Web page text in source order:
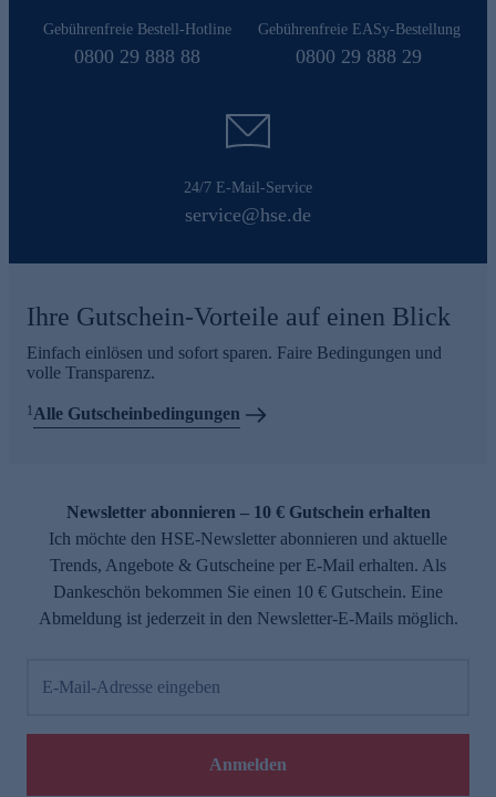
Gebührenfreie Bestell-Hotline
0800 29 888 88
Gebührenfreie EASy-Bestellung
0800 29 888 29
24/7 E-Mail-Service
service@hse.de
Ihre Gutschein-Vorteile auf einen Blick
Einfach einlösen und sofort sparen. Faire Bedingungen und
volle Transparenz.
1 Alle Gutscheinbedingungen
Newsletter abonnieren – 10 € Gutschein erhalten
Ich möchte den HSE-Newsletter abonnieren und aktuelle
Trends, Angebote & Gutscheine per E-Mail erhalten. Als
Dankeschön bekommen Sie einen 10 € Gutschein. Eine
Abmeldung ist jederzeit in den Newsletter-E-Mails möglich.
E-Mail-Adresse eingeben
Anmelden